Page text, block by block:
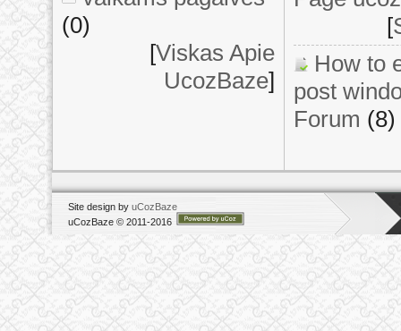
(0)
[Viskas Apie
UcozBaze]
[
How to
post
Forum (8)
Site design by uCozBaze
uCozBaze © 2011-2016